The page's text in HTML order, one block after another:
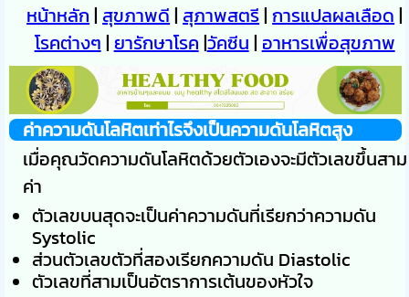
หน้าหลัก | สุขภาพดี | สุภาพสตรี|การแปลผลเลือด |
โรคต่างๆ | ยารักษาโรค |วัคซีน | อาหารเพื่อสุขภาพ
ค่าความดันโลหิตเท่าไรจึงเป็นความดันโลหิตสูง
เมื่อคุณวัดความดันโลหิตด้วยตัวเองจะมีตัวเลขขึ้นสาม
ค่า
ตัวเลขบนสุดจะเป็นค่าความดันที่เรียกว่าความดัน
Systolic
ส่วนตัวเลขตัวที่สองเรียกความดัน Diastolic
ตัวเลขที่สามเป็นอัตราการเต้นของหัวใจ